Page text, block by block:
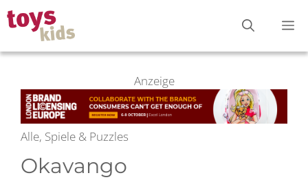
Zum
Inhalt
springen
Anzeige
Alle, Spiele & Puzzles
Okavango